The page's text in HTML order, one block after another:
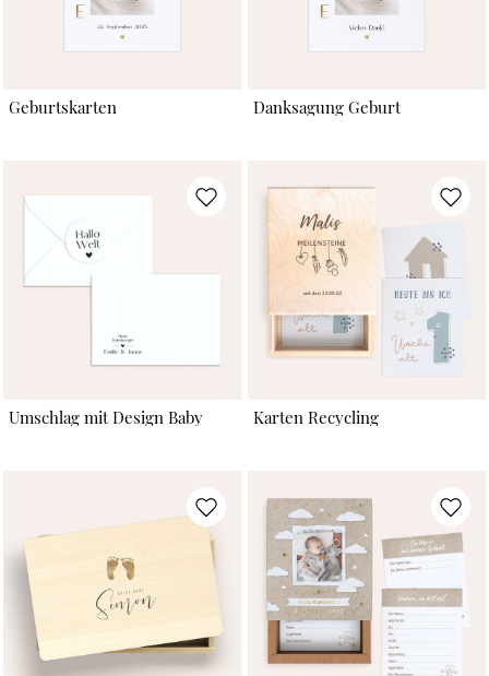
Geburtskarten Danksagung Geburt
Umschlag mit Design Baby Karten Recycling